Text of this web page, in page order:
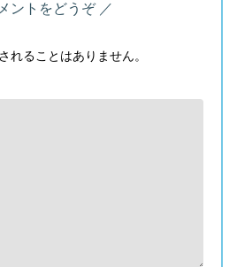
ントをどうぞ
れることはありません。